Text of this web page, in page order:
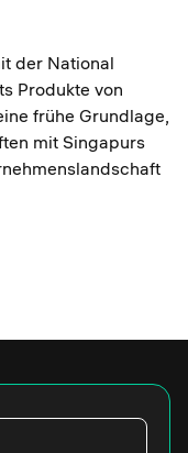
der National
Produkte von
frühe Grundlage,
mit Singapurs